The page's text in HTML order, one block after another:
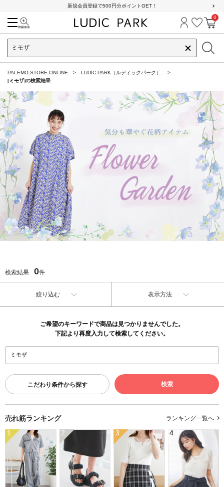
新規会員登録で500円分ポイントGET！
ログイン
お気に
カ
0
PALEMO STORE ONLINE
LUDIC PARK（ルディックパーク）
[ミモザ]の検索結果
検索結果 0件
絞り込む 表示方法
ご希望のキーワードで商品は見つかりませんでした。
下記より再度入力して検索してください。
こだわり条件から探す
売れ筋ランキング ランキング一覧へ
1 2 3 4